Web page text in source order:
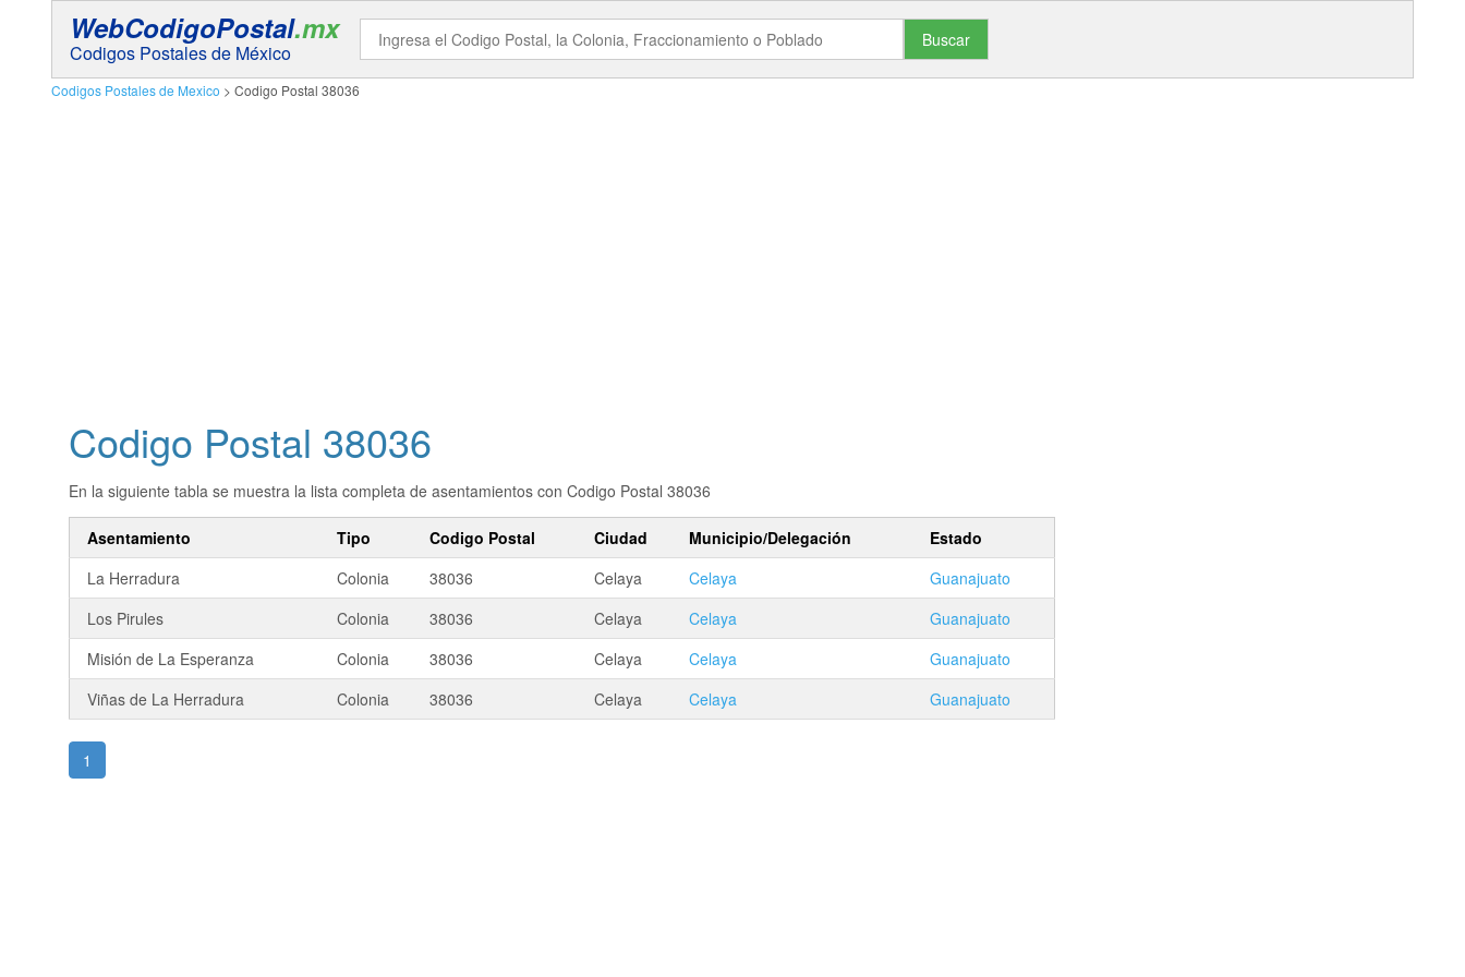
WebCodigoPostal.mx
Codigos Postales de México
Buscar
Codigos Postales de Mexico > Codigo Postal 38036
Codigo Postal 38036
En la siguiente tabla se muestra la lista completa de asentamientos con Codigo Postal 38036
Asentamiento Tipo Codigo Postal Ciudad Municipio/Delegación
Estado
La Herradura
Colonia 38036 Celaya Celaya
Guanajuato
Los Pirules
Colonia 38036 Celaya Celaya
Guanajuato
Misión de La Esperanza
Colonia 38036 Celaya Celaya
Guanajuato
Viñas de La Herradura
Colonia 38036 Celaya Celaya Guanajuato
1